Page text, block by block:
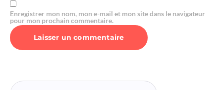
Enregistrer mon nom, mon e-mail et mon site dans le navigateur
pour mon prochain commentaire.